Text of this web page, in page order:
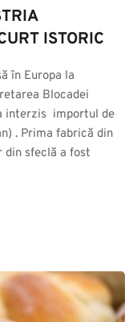
ISTORIC
Blocadei
interzis  importul de
. Prima fabrică din
din sfeclă a fost